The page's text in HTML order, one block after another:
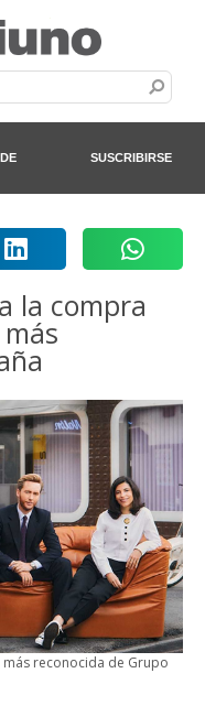
SUSCRIBIRSE
la compra
más reconocida de Grupo